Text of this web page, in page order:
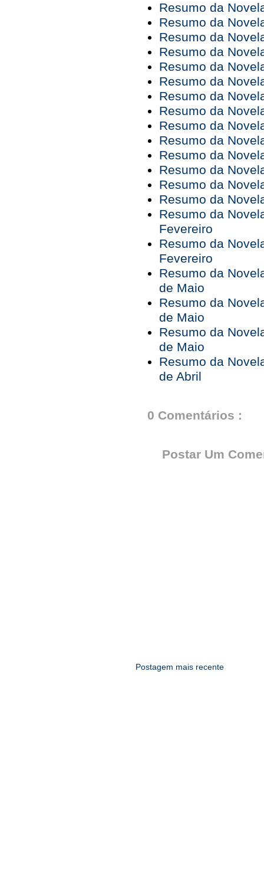
Resumo da
Resumo da
Resumo da
Resumo da
Resumo da
Resumo da
Resumo da
Resumo da
Resumo da
Resumo da
Resumo da
Resumo da
Resumo da
Resumo da
Resumo da
Fevereiro
Resumo da
Fevereiro
Resumo da
de Maio
Resumo da
de Maio
Resumo da
de Maio
Resumo da
de Abril
0 Comentários :
Postar Um
Postagem mais recente